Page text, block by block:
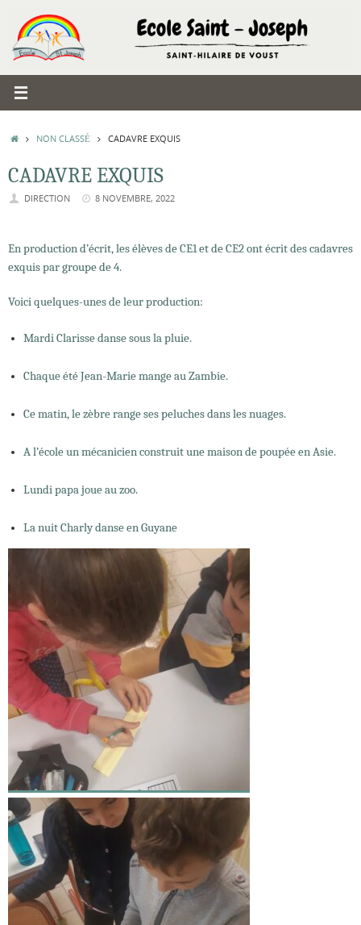
contenu
ACCUEIL
NON CLASSÉ CADAVRE EXQUIS
CADAVRE EXQUIS
DIRECTION 8 NOVEMBRE, 2022
En production d’écrit, les élèves de CE1 et de CE2 ont écrit des cadavres
exquis par groupe de 4.
Voici quelques-unes de leur production:
Mardi Clarisse danse sous la pluie.
Chaque été Jean-Marie mange au Zambie.
Ce matin, le zèbre range ses peluches dans les nuages.
A l’école un mécanicien construit une maison de poupée en Asie.
Lundi papa joue au zoo.
La nuit Charly danse en Guyane